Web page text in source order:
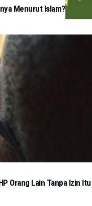
Menurut Islam?
Orang Lain Tanpa Izin Itu